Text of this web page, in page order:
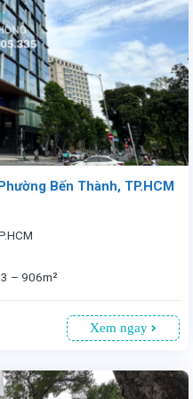
Bến Thành, TP.HCM
– 906m²
Xem ngay